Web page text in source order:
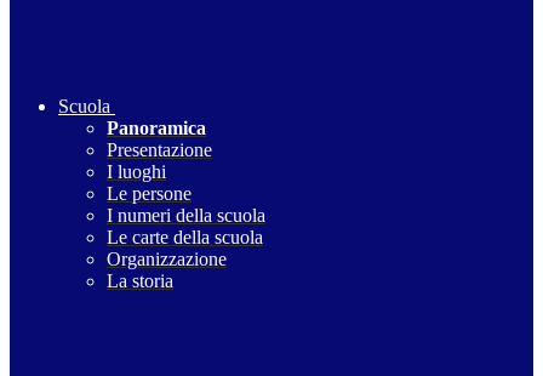
Scuola
Panoramica
Presentazione
I luoghi
Le persone
I numeri della scuola
Le carte della scuola
Organizzazione
La storia